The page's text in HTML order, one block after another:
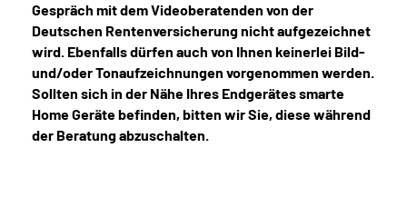
Gespräch mit dem Videoberatenden von der
Deutschen Rentenversicherung nicht aufgezeichnet
wird. Ebenfalls dürfen auch von Ihnen keinerlei Bild-
und/oder Tonaufzeichnungen vorgenommen werden.
Sollten sich in der Nähe Ihres Endgerätes smarte
Home Geräte befinden, bitten wir Sie, diese während
der Beratung abzuschalten.